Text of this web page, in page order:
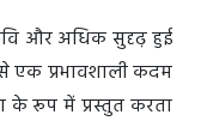
और अधिक सुदृढ़ हुई
एक प्रभावशाली कदम
के रूप में प्रस्तुत करता